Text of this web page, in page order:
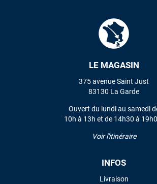
LE MAGASIN
375 avenue Saint Just
83130 La Garde
Ouvert du lundi au samedi
10h à 13h et de 14h30 à
Voir l'itinéraire
INFOS
Livraison